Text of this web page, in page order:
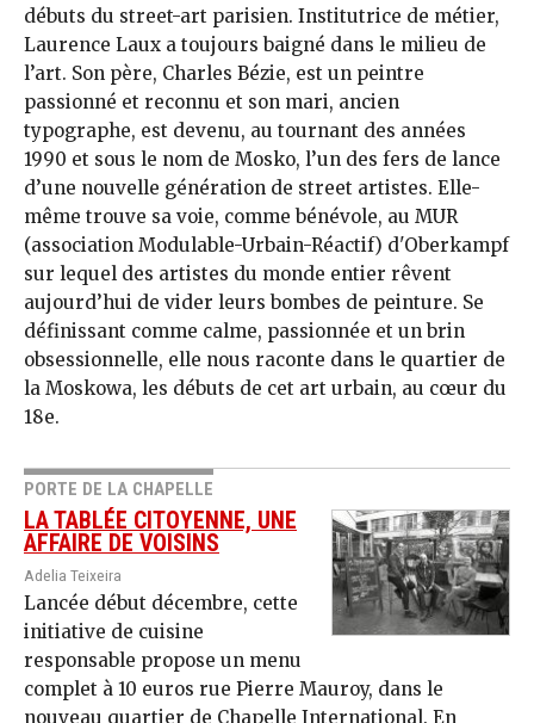
débuts du street-art parisien. Institutrice de métier,
Laurence Laux a toujours baigné dans le milieu de
l’art. Son père, Charles Bézie, est un peintre
passionné et reconnu et son mari, ancien
typographe, est devenu, au tournant des années
1990 et sous le nom de Mosko, l’un des fers de lance
d’une nouvelle génération de street artistes. Elle-
même trouve sa voie, comme bénévole, au MUR
(association Modulable-Urbain-Réactif) d'Oberkampf
sur lequel des artistes du monde entier rêvent
aujourd’hui de vider leurs bombes de peinture. Se
définissant comme calme, passionnée et un brin
obsessionnelle, elle nous raconte dans le quartier de
la Moskowa, les débuts de cet art urbain, au cœur du
18e.
PORTE DE LA CHAPELLE
LA TABLÉE CITOYENNE, UNE
AFFAIRE DE VOISINS
Adelia Teixeira
Lancée début décembre, cette
initiative de cuisine
responsable propose un menu
complet à 10 euros rue Pierre Mauroy, dans le
nouveau quartier de Chapelle International. En